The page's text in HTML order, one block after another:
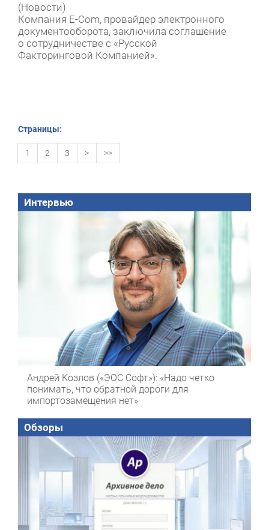
(Новости)
Компания E-Com, провайдер электронного
документооборота, заключила соглашение
о сотрудничестве с «Русской
Факторинговой Компанией».
Страницы:
1 2 3 > >>
Интервью
Андрей Козлов («ЭОС Софт»): «Надо четко
понимать, что обратной дороги для
импортозамещения нет»
Обзоры